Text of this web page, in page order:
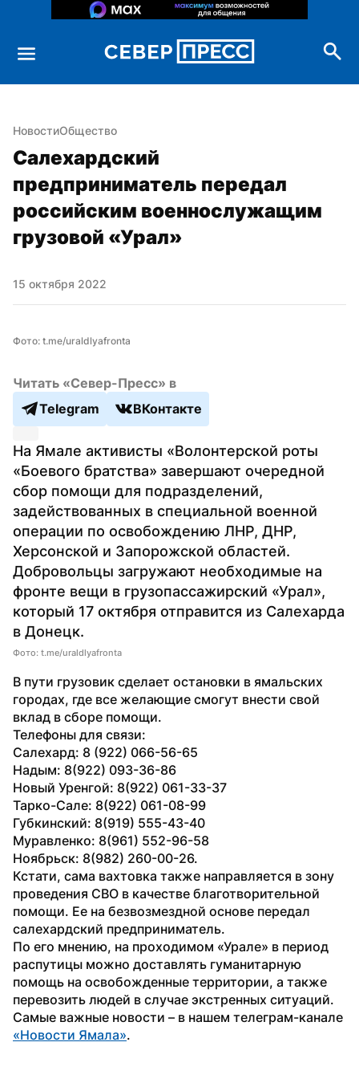
НовостиОбщество
Салехардский
предприниматель передал
российским военнослужащим
грузовой «Урал»
15 октября 2022
Фото: t.me/uraldlyafronta
Читать «Север-Пресс» в
Telegram
ВКонтакте
На Ямале активисты «Волонтерской роты
«Боевого братства» завершают очередной
сбор помощи для подразделений,
задействованных в специальной военной
операции по освобождению ЛНР, ДНР,
Херсонской и Запорожской областей.
Добровольцы загружают необходимые на
фронте вещи в грузопассажирский «Урал»,
который 17 октября отправится из Салехарда
в Донецк.
Фото: t.me/uraldlyafronta
В пути грузовик сделает остановки в ямальских
городах, где все желающие смогут внести свой
вклад в сборе помощи.
Телефоны для связи:
Салехард: 8 (922) 066-56-65
Надым: 8(922) 093-36-86
Новый Уренгой: 8(922) 061-33-37
Тарко-Сале: 8(922) 061-08-99
Губкинский: 8(919) 555-43-40
Муравленко: 8(961) 552-96-58
Ноябрьск: 8(982) 260-00-26.
Кстати, сама вахтовка также направляется в зону
проведения СВО в качестве благотворительной
помощи. Ее на безвозмездной основе передал
салехардский предприниматель.
По его мнению, на проходимом «Урале» в период
распутицы можно доставлять гуманитарную
помощь на освобожденные территории, а также
перевозить людей в случае экстренных ситуаций.
«Новости Ямала».